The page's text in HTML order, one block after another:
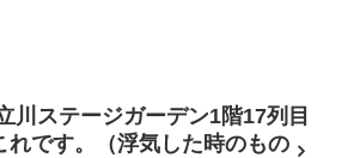
川ステージガーデン1階17列目
れです。（浮気した時のもの